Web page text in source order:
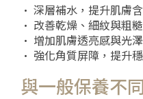
• 深層補水，提升肌膚
• 改善乾燥、細紋與粗
• 增加肌膚透亮感與光
• 強化角質屏障，提升
與一般保養不